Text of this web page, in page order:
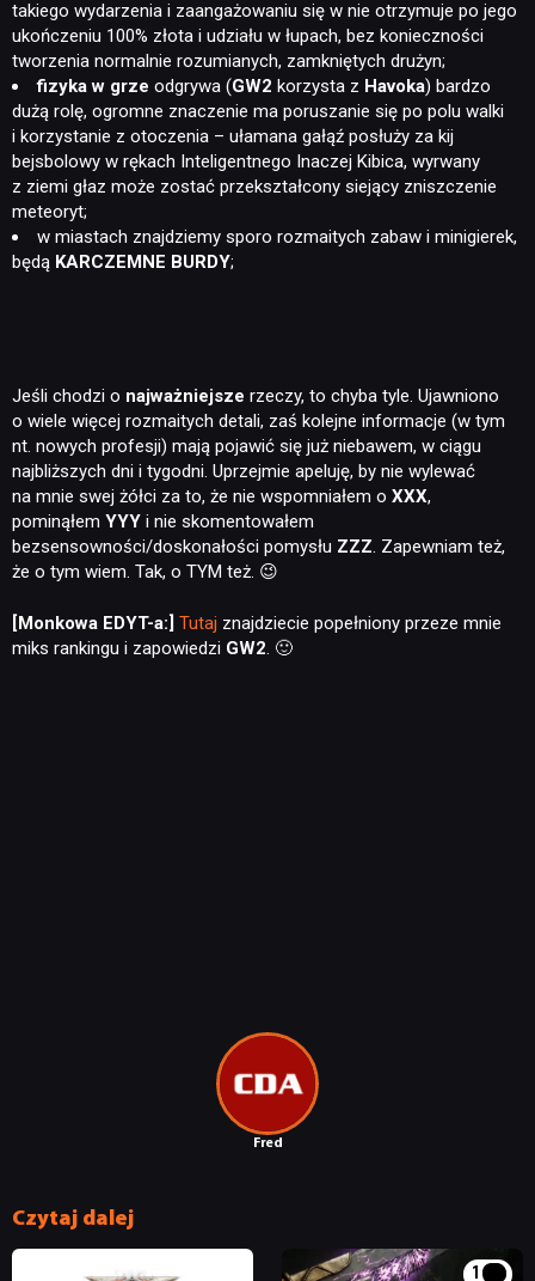
Fred
takiego wydarzenia i zaangażowaniu się w nie otrzymuje po jego
ukończeniu 100% złota i udziału w łupach, bez konieczności
tworzenia normalnie rozumianych, zamkniętych drużyn;
fizyka w grze odgrywa (GW2 korzysta z Havoka) bardzo
dużą rolę, ogromne znaczenie ma poruszanie się po polu walki
i korzystanie z otoczenia – ułamana gałąź posłuży za kij
bejsbolowy w rękach Inteligentnego Inaczej Kibica, wyrwany
z ziemi głaz może zostać przekształcony siejący zniszczenie
meteoryt;
w miastach znajdziemy sporo rozmaitych zabaw i minigierek,
będą KARCZEMNE BURDY;
Jeśli chodzi o najważniejsze rzeczy, to chyba tyle. Ujawniono
o wiele więcej rozmaitych detali, zaś kolejne informacje (w tym
nt. nowych profesji) mają pojawić się już niebawem, w ciągu
najbliższych dni i tygodni. Uprzejmie apeluję, by nie wylewać
na mnie swej żółci za to, że nie wspomniałem o XXX,
pominąłem YYY i nie skomentowałem
bezsensowności/doskonałości pomysłu ZZZ. Zapewniam też,
że o tym wiem. Tak, o TYM też. 😉
[Monkowa EDYT-a:] Tutaj znajdziecie popełniony przeze mnie
miks rankingu i zapowiedzi GW2. 🙂
Czytaj dalej
1